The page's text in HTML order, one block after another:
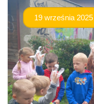
19 września 2025